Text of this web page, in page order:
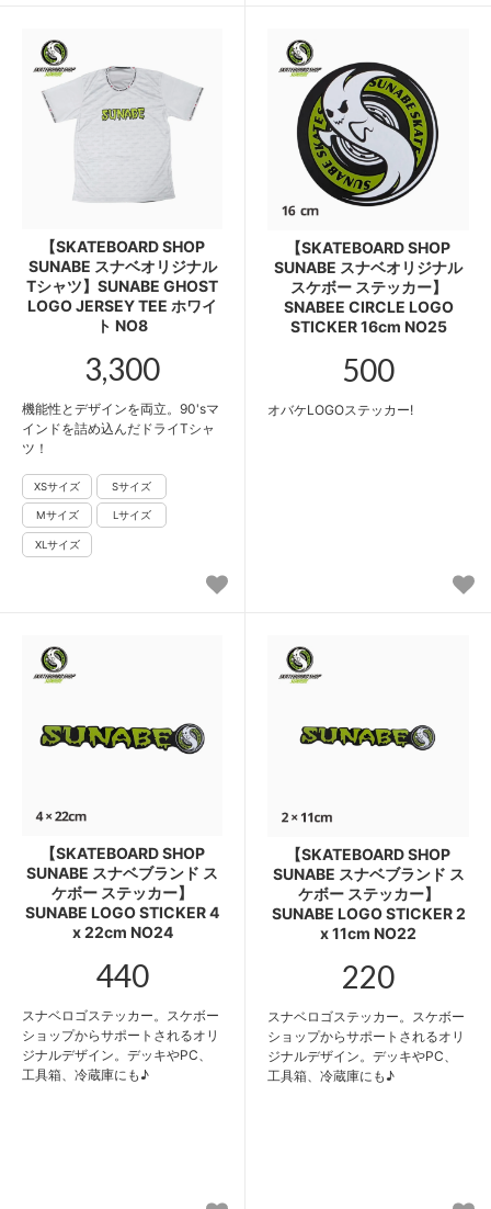
【SKATEBOARD SHOP
SUNABE スナベオリジナル
Tシャツ】SUNABE GHOST
LOGO JERSEY TEE ホワイ
ト NO8
3,300
機能性とデザインを両立。90'sマ
インドを詰め込んだドライTシャ
ツ！
【SKATEBOARD SHOP
SUNABE スナベオリジナル
スケボー ステッカー】
SNABEE CIRCLE LOGO
STICKER 16cm NO25
500
オバケLOGOステッカー!
【SKATEBOARD SHOP
SUNABE スナベブランド ス
ケボー ステッカー】
SUNABE LOGO STICKER 4
x 22cm NO24
440
スナベロゴステッカー。スケボー
ショップからサポートされるオリ
ジナルデザイン。デッキやPC、
工具箱、冷蔵庫にも♪
【SKATEBOARD SHOP
SUNABE スナベブランド ス
ケボー ステッカー】
SUNABE LOGO STICKER 2
x 11cm NO22
220
スナベロゴステッカー。スケボー
ショップからサポートされるオリ
ジナルデザイン。デッキやPC、
工具箱、冷蔵庫にも♪